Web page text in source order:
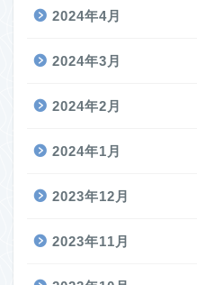
2024年4月
2024年3月
2024年2月
2024年1月
2023年12月
2023年11月